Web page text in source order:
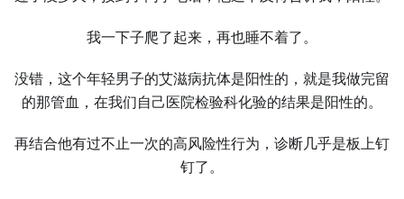
我一下子爬了起来，再也睡不着了。
没错，这个年轻男子的艾滋病抗体是阳性的，就是我做完留
的那管血，在我们自己医院检验科化验的结果是阳性的。
再结合他有过不止一次的高风险性行为，诊断几乎是板上钉
钉了。